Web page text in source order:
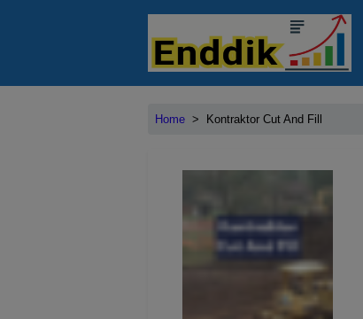
Home > Kontraktor Cut And Fill